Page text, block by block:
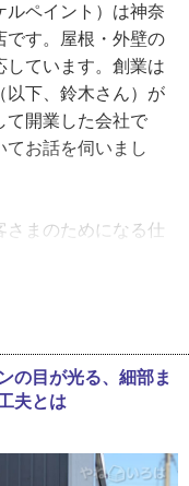
ルペイント）は神奈
です。屋根・外壁の
しています。創業は
以下、鈴木さん）が
て開業した会社で
てお話を伺いまし
まのためになる仕
マンションの塗り
では鈴木さんが理
かったんですよ。
お客さまからそんな
の目が光る、細部ま
夫とは